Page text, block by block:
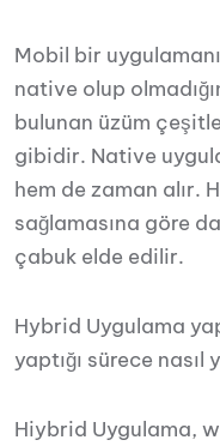
Mobil bir
native olup
bulunan üzüm
gibidir. Native
hem de zaman alır.
sağlamasına göre
çabuk elde edilir.
Hybrid Uygulama
yaptığı sürece nasıl
Hiybrid Uygulama,